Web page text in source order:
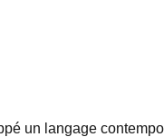
un langage